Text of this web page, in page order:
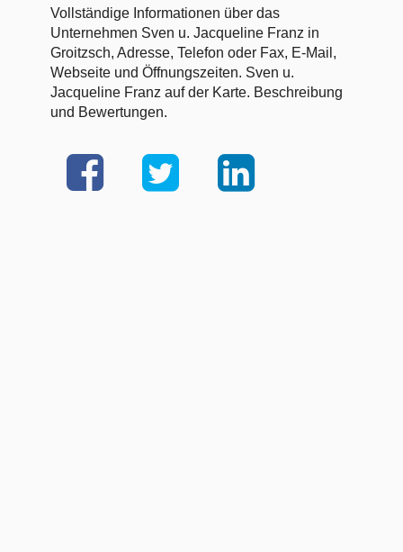
Vollständige Informationen über das
Unternehmen Sven u. Jacqueline Franz in
Groitzsch, Adresse, Telefon oder Fax, E-Mail,
Webseite und Öffnungszeiten. Sven u.
Jacqueline Franz auf der Karte. Beschreibung
und Bewertungen.